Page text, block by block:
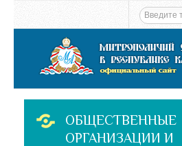
ОБЩЕСТВЕННЫЕ
ОРГАНИЗАЦИИ И